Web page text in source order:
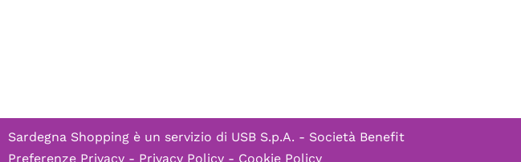
Sardegna Shopping è un servizio di USB S.p.A. - Società Benefit
Preferenze Privacy - Privacy Policy - Cookie Policy